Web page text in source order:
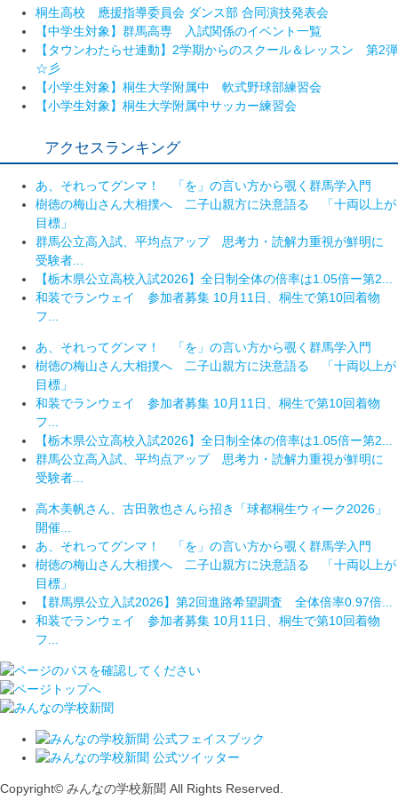
桐生高校 應援指導委員会 ダンス部 合同演技発表会
【中学生対象】群馬高専 入試関係のイベント一覧
【タウンわたらせ連動】2学期からのスクール＆レッスン 第2弾
☆彡
【小学生対象】桐生大学附属中 軟式野球部練習会
【小学生対象】桐生大学附属中サッカー練習会
アクセスランキング
あ、それってグンマ！ 「を」の言い方から覗く群馬学入門
樹徳の梅山さん大相撲へ 二子山親方に決意語る 「十両以上が
目標」
群馬公立高入試、平均点アップ 思考力・読解力重視が鮮明に
受験者...
【栃木県公立高校入試2026】全日制全体の倍率は1.05倍ー第2...
和装でランウェイ 参加者募集 10月11日、桐生で第10回着物
フ...
あ、それってグンマ！ 「を」の言い方から覗く群馬学入門
樹徳の梅山さん大相撲へ 二子山親方に決意語る 「十両以上が
目標」
和装でランウェイ 参加者募集 10月11日、桐生で第10回着物
フ...
【栃木県公立高校入試2026】全日制全体の倍率は1.05倍ー第2...
群馬公立高入試、平均点アップ 思考力・読解力重視が鮮明に
受験者...
高木美帆さん、古田敦也さんら招き「球都桐生ウィーク2026」
開催...
あ、それってグンマ！ 「を」の言い方から覗く群馬学入門
樹徳の梅山さん大相撲へ 二子山親方に決意語る 「十両以上が
目標」
【群馬県公立入試2026】第2回進路希望調査 全体倍率0.97倍...
和装でランウェイ 参加者募集 10月11日、桐生で第10回着物
フ...
Copyright© みんなの学校新聞 All Rights Reserved.